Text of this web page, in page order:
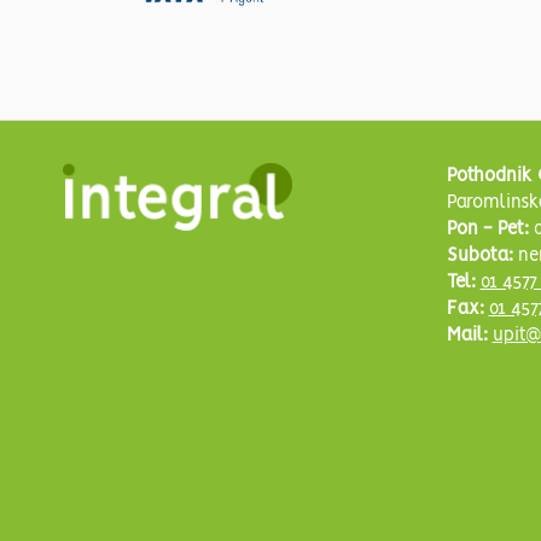
Pothodnik
Pon - Pet:
Subota:
Tel: 01
Fax: 01
Mail: